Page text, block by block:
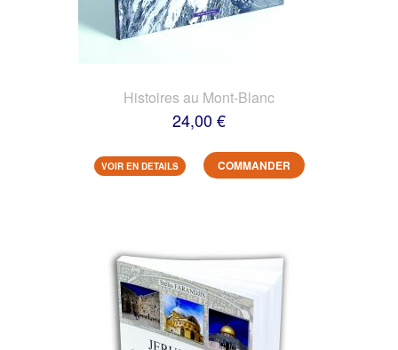
Histoires au Mont-Blanc
24,00 €
VOIR EN DETAILS COMMANDER